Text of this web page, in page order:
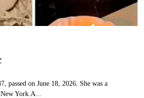
passed on June 18, 2026. She was a
York.A...